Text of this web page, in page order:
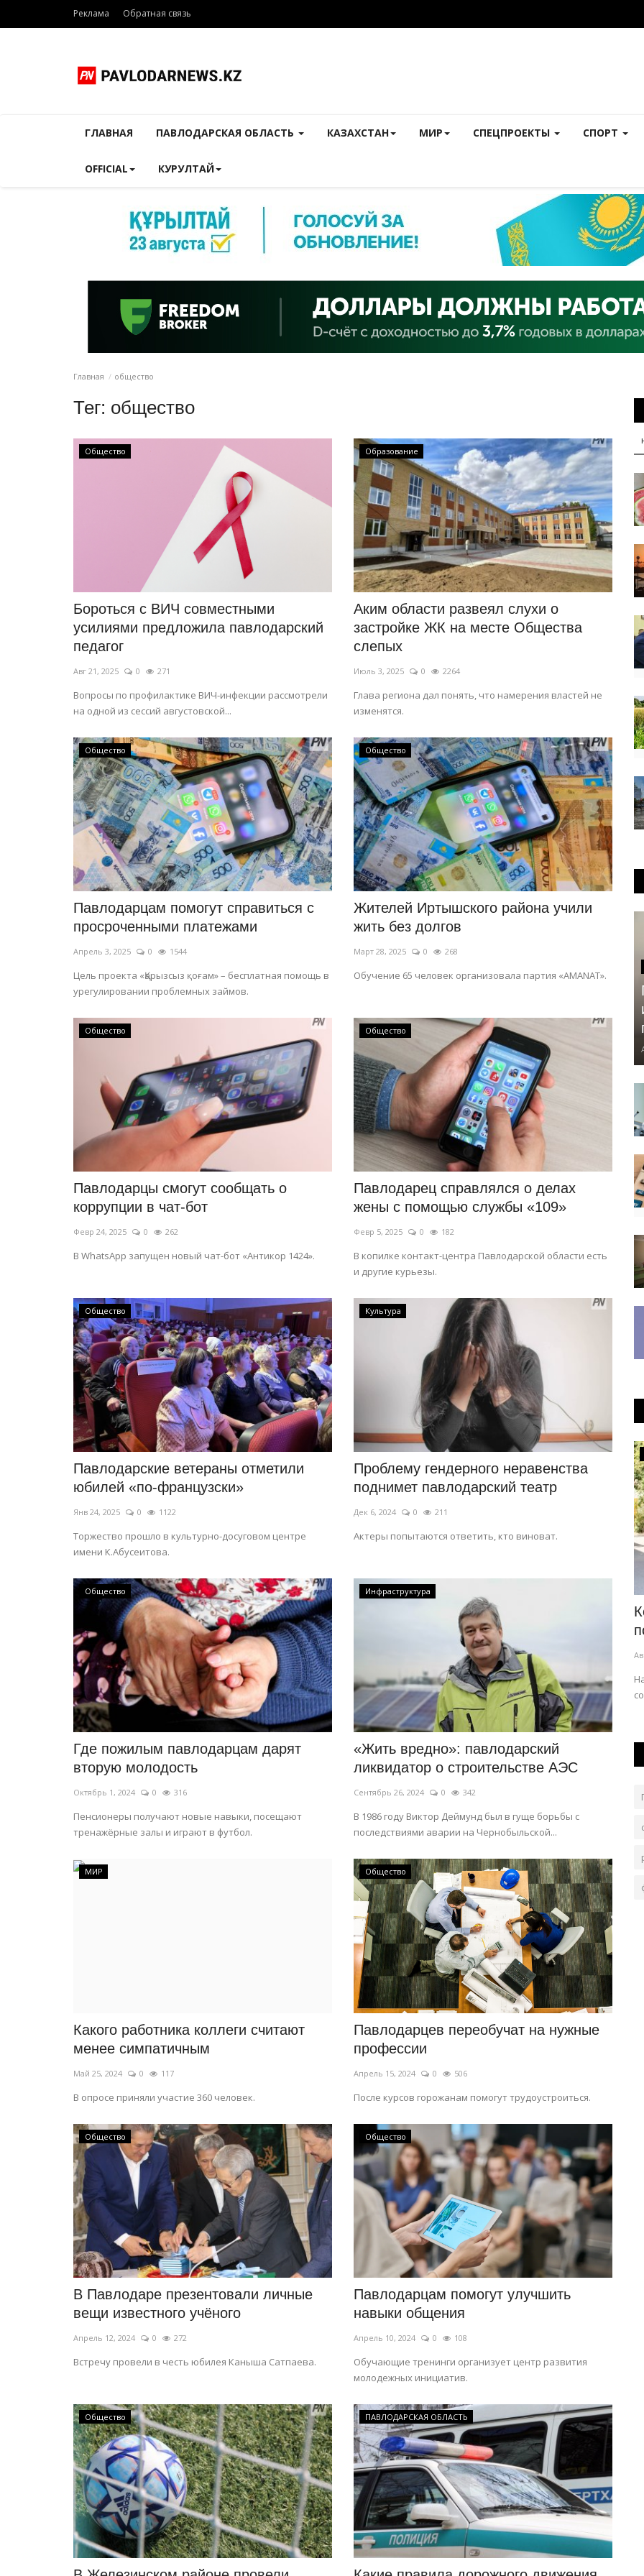
Реклама Обратная связь
ГЛАВНАЯ ПАВЛОДАРСКАЯ ОБЛАСТЬ КАЗАХСТАН МИР СПЕЦПРОЕКТЫ СПОРТ
OFFICIAL КУРУЛТАЙ
Главная общество
Тег: общество
Общество
Бороться с ВИЧ совместными
усилиями предложила павлодарский
педагог
Авг 21, 2025 0 271
Вопросы по профилактике ВИЧ-инфекции рассмотрели
на одной из сессий августовской...
Образование
Аким области развеял слухи о
застройке ЖК на месте Общества
слепых
Июль 3, 2025 0 2264
Глава региона дал понять, что намерения властей не
изменятся.
Общество
Павлодарцам помогут справиться с
просроченными платежами
Апрель 3, 2025 0 1544
Цель проекта «Қарызсыз қоғам» – бесплатная помощь в
урегулировании проблемных займов.
Общество
Жителей Иртышского района учили
жить без долгов
Март 28, 2025 0 268
Обучение 65 человек организовала партия «AMANAT».
Общество
Павлодарцы смогут сообщать о
коррупции в чат-бот
Февр 24, 2025 0 262
В WhatsApp запущен новый чат-бот «Антикор 1424».
Общество
Павлодарец справлялся о делах
жены с помощью службы «109»
Февр 5, 2025 0 182
В копилке контакт-центра Павлодарской области есть
и другие курьезы.
Общество
Павлодарские ветераны отметили
юбилей «по-французски»
Янв 24, 2025 0 1122
Торжество прошло в культурно-досуговом центре
имени К.Абусеитова.
Культура
Проблему гендерного неравенства
поднимет павлодарский театр
Дек 6, 2024 0 211
Актеры попытаются ответить, кто виноват.
Общество
Где пожилым павлодарцам дарят
вторую молодость
Октябрь 1, 2024 0 316
Пенсионеры получают новые навыки, посещают
тренажёрные залы и играют в футбол.
Инфраструктура
«Жить вредно»: павлодарский
ликвидатор о строительстве АЭС
Сентябрь 26, 2024 0 342
В 1986 году Виктор Деймунд был в гуще борьбы с
последствиями аварии на Чернобыльской...
МИР
Какого работника коллеги считают
менее симпатичным
Май 25, 2024 0 117
В опросе приняли участие 360 человек.
Общество
Павлодарцев переобучат на нужные
профессии
Апрель 15, 2024 0 506
После курсов горожанам помогут трудоустроиться.
Общество
В Павлодаре презентовали личные
вещи известного учёного
Апрель 12, 2024 0 272
Встречу провели в честь юбилея Каныша Сатпаева.
Общество
Павлодарцам помогут улучшить
навыки общения
Апрель 10, 2024 0 108
Обучающие тренинги организует центр развития
молодежных инициатив.
Общество ПАВЛОДАРСКАЯ ОБЛАСТЬ
СПОРТ
«Третье место — не предел». В БК
«Ertis» рассказали о сложностях...
Июль 14, 2026 0 124
Руководитель баскетбольного клуба Жулдыз
Байдусенова рассказала о проблемах клуба.
КАЗАХСТАН
Казахстанцев призвали не доверять
53
Любой фейк живет ровно столько, сколько на него
реагируют и распространяют в сети.